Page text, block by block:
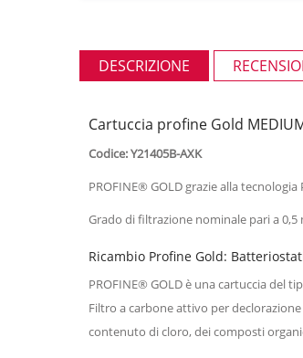
DESCRIZIONE
Cartuccia profine Gold
Codice: Y21405B-AXK
PROFINE® GOLD grazie alla
Grado di filtrazione nominale pari a
Ricambio Profine Gold:
PROFINE® GOLD è una cartuccia del
Filtro a carbone attivo per
contenuto di cloro, dei composti